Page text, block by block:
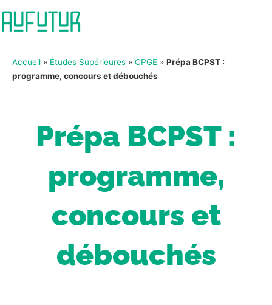
Accueil » Études Supérieures » CPGE » Prépa BCPST :
programme, concours et débouchés
Prépa BCPST :
programme,
concours et
débouchés